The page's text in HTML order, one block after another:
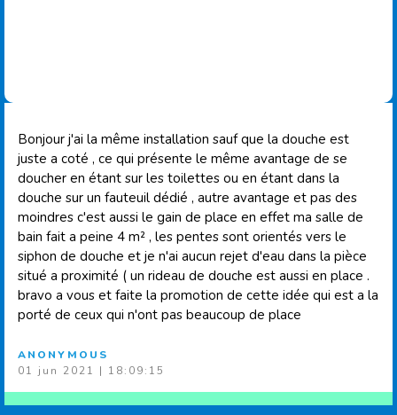
Bonjour j'ai la même installation sauf que la douche est
juste a coté , ce qui présente le même avantage de se
doucher en étant sur les toilettes ou en étant dans la
douche sur un fauteuil dédié , autre avantage et pas des
moindres c'est aussi le gain de place en effet ma salle de
bain fait a peine 4 m² , les pentes sont orientés vers le
siphon de douche et je n'ai aucun rejet d'eau dans la pièce
situé a proximité ( un rideau de douche est aussi en place .
bravo a vous et faite la promotion de cette idée qui est a la
porté de ceux qui n'ont pas beaucoup de place
ANONYMOUS
01 jun 2021 | 18:09:15